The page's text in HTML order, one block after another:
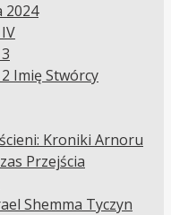
2024
Imię Stwórcy
Kroniki Arnoru
Przejścia
Shemma Tyczyn